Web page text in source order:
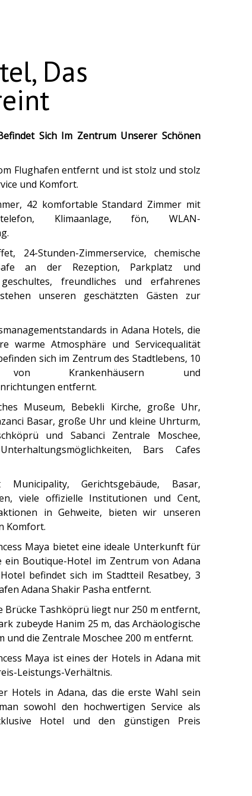
Das
Sich Im Zentrum Unserer Schönen
Flughafen entfernt und ist stolz und stolz
und Komfort.
42 komfortable Standard Zimmer mit
Klimaanlage, fön, WLAN-
24-Stunden-Zimmerservice, chemische
an der Rezeption, Parkplatz und
geschultes, freundliches und erfahrenes
unseren geschätzten Gästen zur
in Adana Hotels, die
warme Atmosphäre und Servicequalität
sich im Zentrum des Stadtlebens, 10
von Krankenhäusern und
entfernt.
Museum, Bebekli Kirche, große Uhr,
Basar, große Uhr und kleine Uhrturm,
und Sabanci Zentrale Moschee,
Bars Cafes
Gerichtsgebäude, Basar,
viele offizielle Institutionen und Cent,
in Gehweite, bieten wir unseren
Komfort.
Maya bietet eine ideale Unterkunft für
ein Boutique-Hotel im Zentrum von Adana
befindet sich im Stadtteil Resatbey, 3
Adana Shakir Pasha entfernt.
Brücke Tashköprü liegt nur 250 m entfernt,
zubeyde Hanim 25 m, das Archäologische
und die Zentrale Moschee 200 m entfernt.
Maya ist eines der Hotels in Adana mit
Leistungs-Verhältnis.
Hotels in Adana, das die erste Wahl sein
sowohl den hochwertigen Service als
Hotel und den günstigen Preis